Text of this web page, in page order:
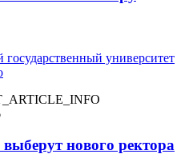
университет
нового ректора